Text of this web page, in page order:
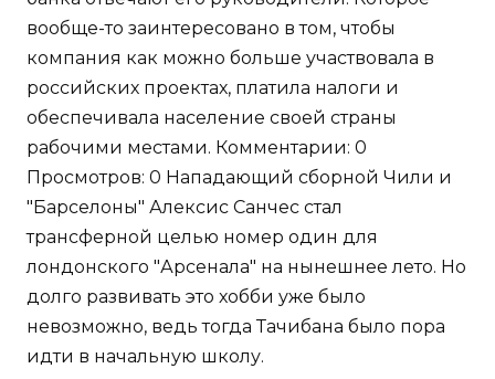
вообще-то заинтересовано в том, чтобы
компания как можно больше участвовала в
российских проектах, платила налоги и
обеспечивала население своей страны
рабочими местами. Комментарии: 0
Просмотров: 0 Нападающий сборной Чили и
"Барселоны" Алексис Санчес стал
трансферной целью номер один для
лондонского "Арсенала" на нынешнее лето. Но
долго развивать это хобби уже было
невозможно, ведь тогда Тачибана было пора
идти в начальную школу.